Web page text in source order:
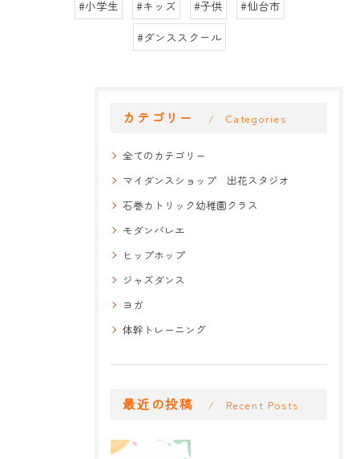
#小学生 #キッズ #子供
#仙台市
#ダンススクール
カテゴリー Categories
全てのカテゴリー
マイダンスショップ 出花スタジオ
石巻カトリック幼稚園クラス
モダンバレエ
ヒップホップ
ジャズダンス
ヨガ
体幹トレーニング
最近の投稿 Recent Posts